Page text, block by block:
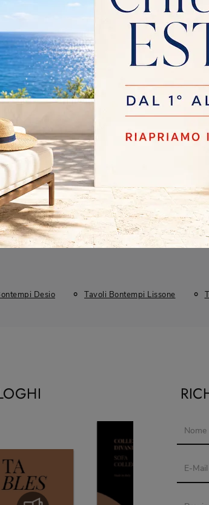
Stile
Design
Tipologia
Desio Tavoli Bontempi Lissone